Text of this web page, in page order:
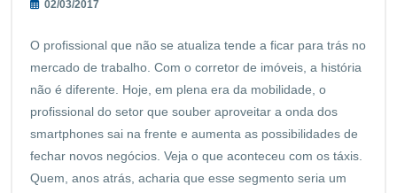
02/03/2017
O profissional que não se atualiza tende a ficar para trás no
mercado de trabalho. Com o corretor de imóveis, a história
não é diferente. Hoje, em plena era da mobilidade, o
profissional do setor que souber aproveitar a onda dos
smartphones sai na frente e aumenta as possibilidades de
fechar novos negócios. Veja o que aconteceu com os táxis.
Quem, anos atrás, acharia que esse segmento seria um